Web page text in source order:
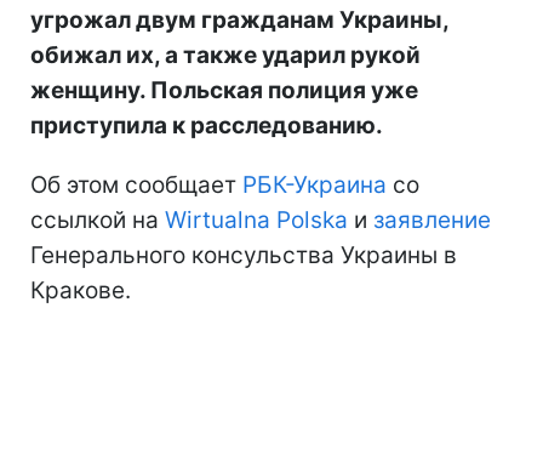
угрожал двум гражданам Украины,
обижал их, а также ударил рукой
женщину. Польская полиция уже
приступила к расследованию.
Об этом сообщает РБК-Украина со
ссылкой на Wirtualna Polska и заявление
Генерального консульства Украины в
Кракове.